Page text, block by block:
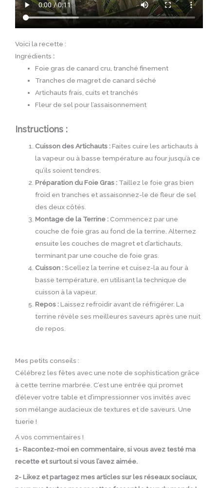
Voici la recette :
Ingrédients :
Foie gras de canard cru, tranché finement
Tranches de magret de canard séché
Artichauts frais, cuits et tranchés
Fleur de sel pour l’assaisonnement
Instructions :
Cuisson des Artichauts :Faites cuire les artichauts à
la vapeur ou à basse température au four jusqu’à ce
qu’ils soient tendres.
Préparation du Foie Gras : Taillez le foie gras bien
froid en tranches et assaisonnez-le de fleur de sel
des deux côtés.
Montage de la Terrine : Commencez par une
couche de foie gras au fond de la terrine. Alternez
ensuite les couches de magret et d’artichauts,
terminant par une couche de foie gras.
Cuisson :Scellez la terrine et cuisez-la au four à
basse température, en utilisant la technique de
cuisson à la vapeur.
Repos :Laissez refroidir avant de réfrigérer. La
terrine révèle ses meilleures saveurs après une nuit
de repos.
Mes petits conseils :
Célébrez les fêtes avec une note de sophistication grâce
à cette terrine marbrée. C’est une entrée qui promet
d’élever votre table et d’impressionner vos invités avec
son mélange audacieux de textures et de saveurs. Une
tuerie !
A vos commentaires !
1- Racontez-moi en commentaire, si vous avez testé ma
recette et surtout si vous l’avez aimée.
2- Likez et partagez mes articles sur les réseaux sociaux,